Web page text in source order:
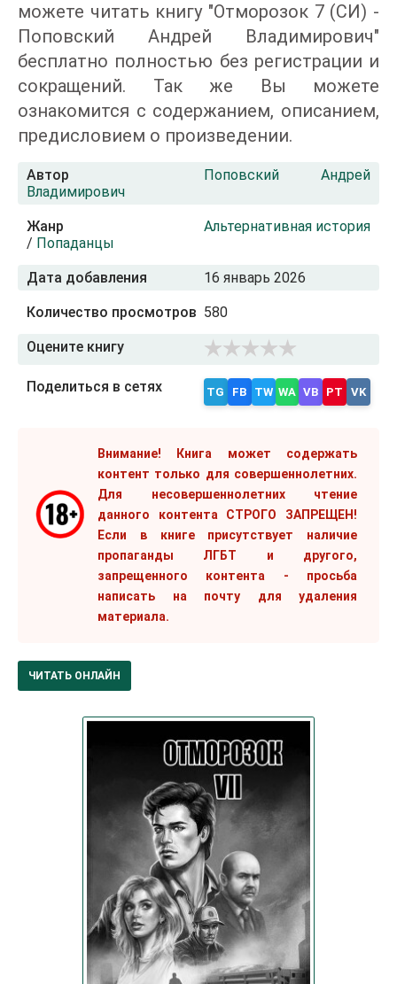
можете читать книгу "Отморозок 7 (СИ) -
Поповский Андрей Владимирович"
бесплатно полностью без регистрации и
сокращений. Так же Вы можете
ознакомится с содержанием, описанием,
предисловием о произведении.
Автор
Поповский Андрей
Владимирович
Жанр
Альтернативная история
/ Попаданцы
Дата добавления 16 январь 2026
Количество просмотров 580
Оцените книгу
Поделиться в сетях TG FB TW WA VB PT VK
Внимание! Книга может содержать
контент только для совершеннолетних.
Для несовершеннолетних чтение
данного контента СТРОГО ЗАПРЕЩЕН!
Если в книге присутствует наличие
пропаганды ЛГБТ и другого,
запрещенного контента - просьба
написать на почту для удаления
материала.
ЧИТАТЬ ОНЛАЙН